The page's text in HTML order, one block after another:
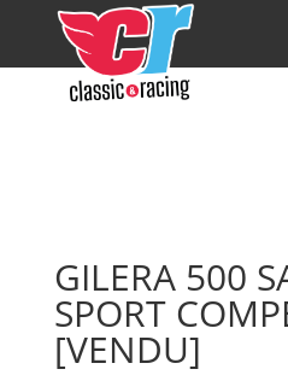
GILERA 500
SPORT
[VENDU]